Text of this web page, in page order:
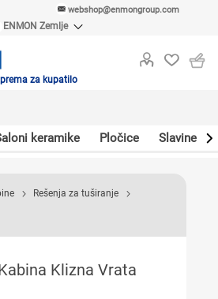
webshop@enmongroup.com
ENMON Zemlje
ENMON MKD
za kupatilo
keramike Pločice Slavine
Rešenja za tuširanje
Klizna Vrata